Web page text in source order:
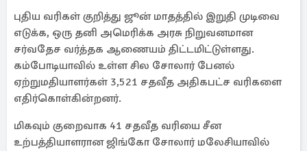
புதிய வரிகள் குறித்து ஜூன் மாதத்தில் இறுதி முடிவை
எடுக்க, ஒரு தனி அமெரிக்க அரசு நிறுவனமான
சர்வதேச வர்த்தக ஆணையம் திட்டமிட்டுள்ளது.
கம்போடியாவில் உள்ள சில சோலார் பேனல்
ஏற்றுமதியாளர்கள் 3,521 சதவீத அதிகபட்ச வரிகளை
எதிர்கொள்கின்றனர்.
மிகவும் குறைவாக 41 சதவீத வரியை சீன
உற்பத்தியாளரான ஜிங்கோ சோலார் மலேசியாவில்